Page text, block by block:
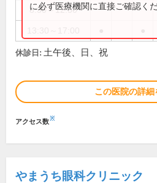
8:30～12:30
に必ず医療機関に直接ご確認くだ
休診日: 土午後、日、祝
この医院の詳細
アクセス数※
やまうち眼科クリニック